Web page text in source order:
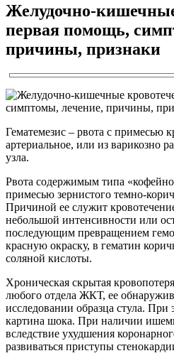
Желудочно-
первая помощь,
причины, признаки
Гематемезис – рвота с примесью
артериальное, или из варикозно
узла.
Рвота содержимым типа
примесью зернистого темно-
Причиной ее служит
небольшой интенсивности или
последующим превращением
красную окраску, в гематин
соляной кислоты.
Хроническая скрытая
любого отдела ЖКТ, ее
исследовании образца стула. При
картина шока. При наличии
вследствие ухудшения
развиваться приступы